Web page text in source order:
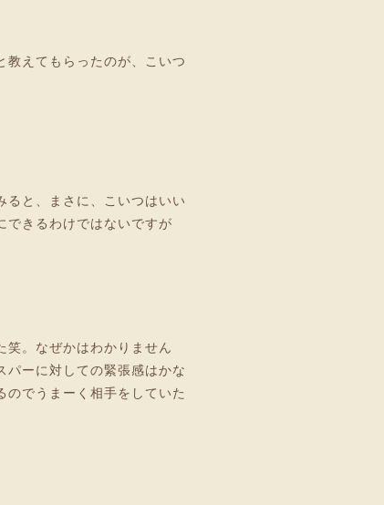
えてもらったのが、こいつ
と、まさに、こいつはいい
できるわけではないですが
。なぜかはわかりません
ーに対しての緊張感はかな
でうまーく相手をしていた